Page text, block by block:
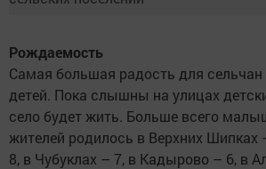
Рождаемость
Самая большая радость для
детей. Пока слышны на улицах
село будет жить. Больше всего
жителей родилось в Верхних Шипках
8, в Чубуклах – 7, в Кадырово – 6, в